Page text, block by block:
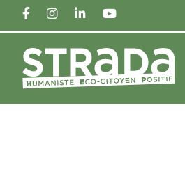
FACEBOOKINSTAGRAM
LINKEDINYOUTUBE